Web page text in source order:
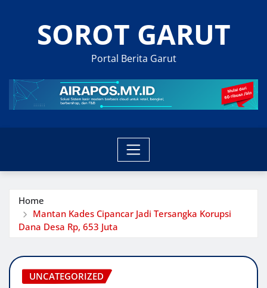
SOROT GARUT
Portal Berita Garut
Home
Mantan Kades Cipancar Jadi Tersangka Korupsi
Dana Desa Rp, 653 Juta‎
UNCATEGORIZED